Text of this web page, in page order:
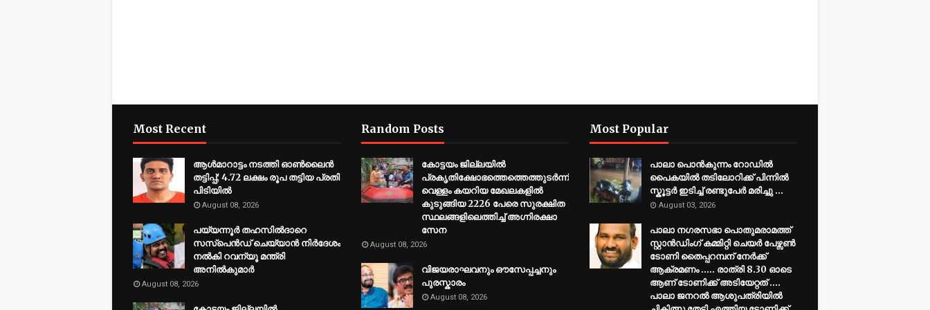
Most Recent
ആൾമാറാട്ടം നടത്തി ഓൺലൈൻ
തട്ടിപ്പ്; 4.72 ലക്ഷം രൂപ തട്ടിയ പ്രതി
പിടിയിൽ
August 08, 2026
പയ്യന്നൂർ തഹസിൽദാറെ
സസ്പെൻഡ് ചെയ്യാൻ നിർദേശം
നൽകി റവന്യൂ മന്ത്രി
അനിൽകുമാർ
August 08, 2026
Random Posts
​കോട്ടയം ജില്ലയില്‍
പ്രകൃതിക്ഷോഭത്തെത്തെത്തുടര്‍ന്ന്
വെള്ളം കയറിയ മേഖലകളില്‍
കുടുങ്ങിയ 2226 പേരെ സുരക്ഷിത
സ്ഥലങ്ങളിലെത്തിച്ച് അഗ്നിരക്ഷാ
സേന
August 08, 2026
വിജയരാഘവനും ഔസേപ്പച്ചനും
പുരസ്കാരം
August 08, 2026
Most Popular
പാലാ പൊൻകുന്നം റോഡിൽ
പൈകയിൽ തടിലോറിക്ക് പിന്നിൽ
സ്കൂട്ടർ ഇടിച്ച് രണ്ടുപേർ മരിച്ചു ...
August 03, 2026
പാലാ നഗരസഭാ പൊതുമരാമത്ത്
സ്റ്റാൻഡിംഗ് കമ്മിറ്റി ചെയർ പേഴ്സൺ
ടോണി തൈപ്പറമ്പന് നേർക്ക്
ആക്രമണം ..... രാത്രി 8.30 ഓടെ
ആണ് ടോണിക്ക് അടിയേറ്റത് ....
പാലാ ജനറൽ ആശുപത്രിയിൽ